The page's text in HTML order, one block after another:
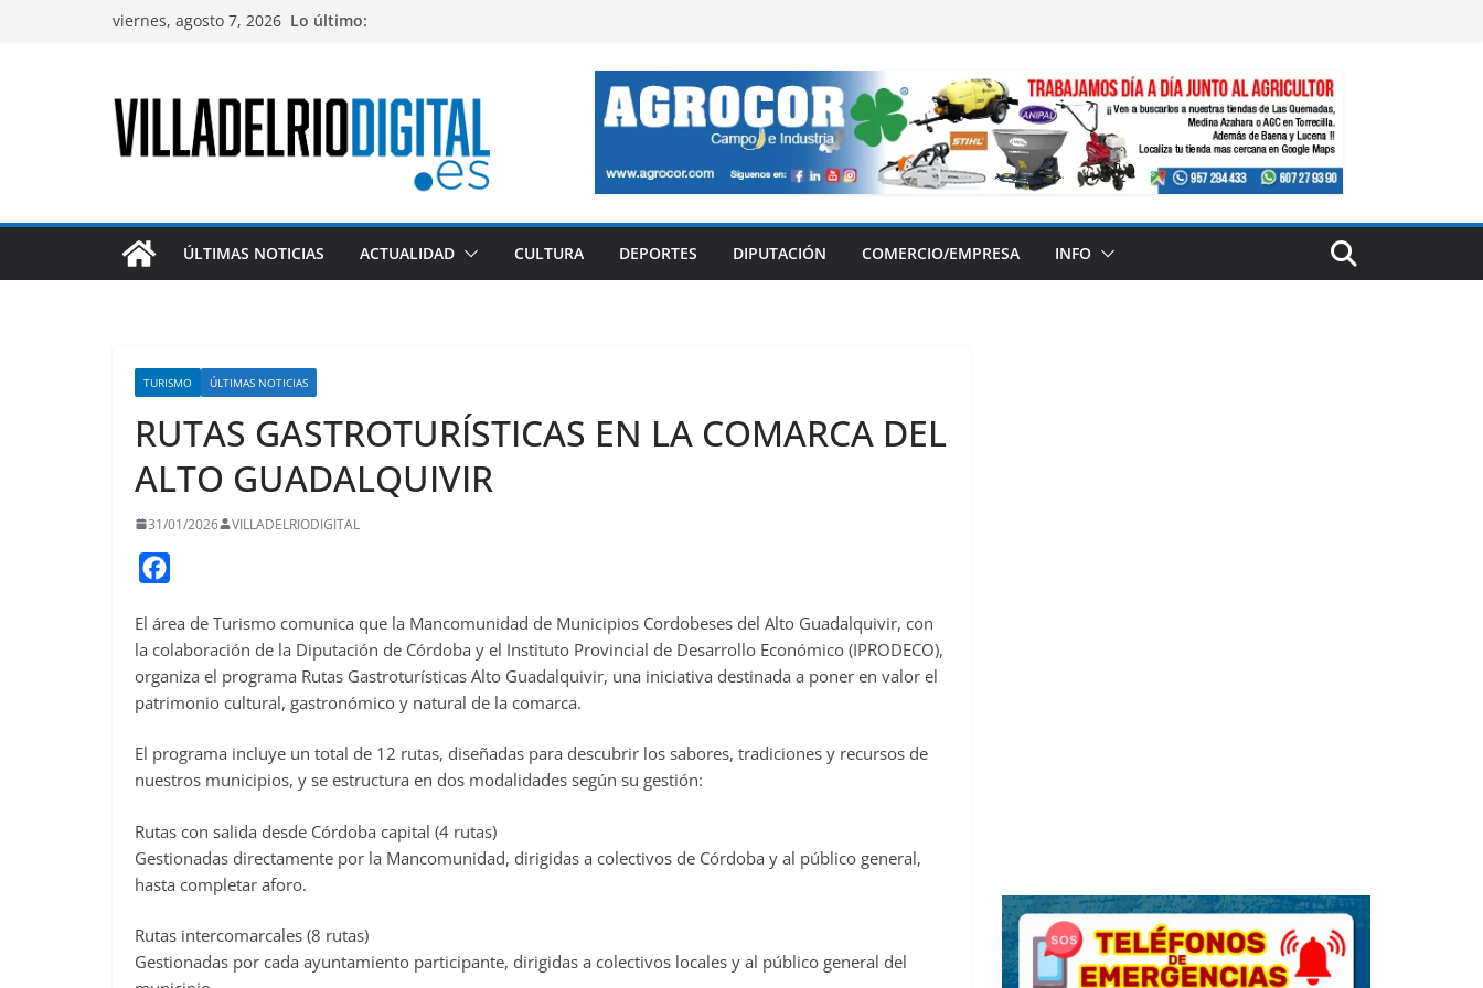
viernes, agosto 7, 2026 Lo último:
ÚLTIMAS NOTICIAS ACTUALIDAD CULTURA DEPORTES DIPUTACIÓN COMERCIO/EMPRESA INFO
TURISMO ÚLTIMAS NOTICIAS
RUTAS GASTROTURÍSTICAS EN LA COMARCA DEL
ALTO GUADALQUIVIR
31/01/2026 VILLADELRIODIGITAL
c
e
o
k
El área de Turismo comunica que la Mancomunidad de Municipios Cordobeses del Alto Guadalquivir, con
la colaboración de la Diputación de Córdoba y el Instituto Provincial de Desarrollo Económico (IPRODECO),
organiza el programa Rutas Gastroturísticas Alto Guadalquivir, una iniciativa destinada a poner en valor el
patrimonio cultural, gastronómico y natural de la comarca.
El programa incluye un total de 12 rutas, diseñadas para descubrir los sabores, tradiciones y recursos de
nuestros municipios, y se estructura en dos modalidades según su gestión:
Rutas con salida desde Córdoba capital (4 rutas)
Gestionadas directamente por la Mancomunidad, dirigidas a colectivos de Córdoba y al público general,
hasta completar aforo.
Rutas intercomarcales (8 rutas)
Gestionadas por cada ayuntamiento participante, dirigidas a colectivos locales y al público general del